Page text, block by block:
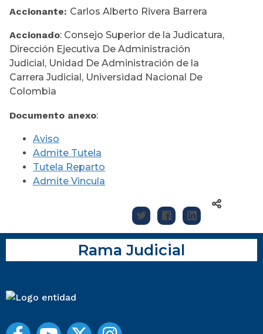
Accionante: Carlos Alberto Rivera Barrera
Accionado: Consejo Superior de la Judicatura,
Dirección Ejecutiva De Administración
Judicial, Unidad De Administración de la
Carrera Judicial, Universidad Nacional De
Colombia
Documento anexo:
Aviso
Admite Tutela
Tutela Reparto
Admite Vincula
Rama Judicial